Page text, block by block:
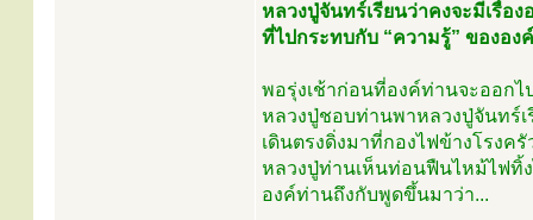
หลวงปู่จันทร์เรียนว่าคงจะมีเรื่อง
ที่ไปกระทบกับ “ความรู้” ขององ
พอรุ่งเช้าก่อนที่องค์ท่านจะออก
หลวงปู่ชอบท่านพาหลวงปู่จันทร์
เดินตรงดิ่งมาที่กองไฟข้างโรงครั
หลวงปู่ท่านเห็นท่อนฟืนไหม้ไฟทิ้ง
องค์ท่านถึงกับพูดขึ้นมาว่า...